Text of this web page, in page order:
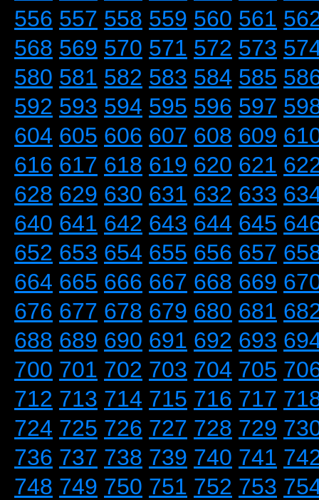
556 557 558 559 560 561
568 569 570 571 572 573
580 581 582 583 584 585
592 593 594 595 596 597
604 605 606 607 608 609
616 617 618 619 620 621
628 629 630 631 632 633
640 641 642 643 644 645
652 653 654 655 656 657
664 665 666 667 668 669
676 677 678 679 680 681
688 689 690 691 692 693
700 701 702 703 704 705
712 713 714 715 716 717
724 725 726 727 728 729
736 737 738 739 740 741
748 749 750 751 752 753